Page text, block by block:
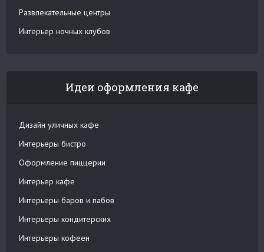
Развлекательные центры
Интерьер ночных клубов
Идеи оформления кафе
Дизайн уличных кафе
Интерьеры бистро
Оформление пиццерии
Интерьер кафе
Интерьеры баров и пабов
Интерьеры кондитерских
Интерьеры кофеен